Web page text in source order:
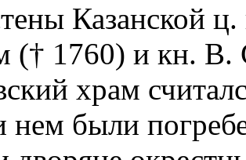
Казанской
(† 1760) и кн. В.
храм
нем были